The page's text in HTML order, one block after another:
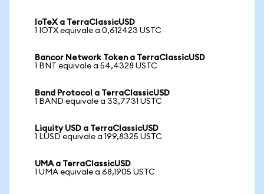
IoTeX a TerraClassicUSD
1 IOTX equivale a 0,612423 USTC
Bancor Network Token a TerraClassicUSD
1 BNT equivale a 54,4328 USTC
Band Protocol a TerraClassicUSD
1 BAND equivale a 33,7731 USTC
Liquity USD a TerraClassicUSD
1 LUSD equivale a 199,8325 USTC
UMA a TerraClassicUSD
1 UMA equivale a 68,1905 USTC